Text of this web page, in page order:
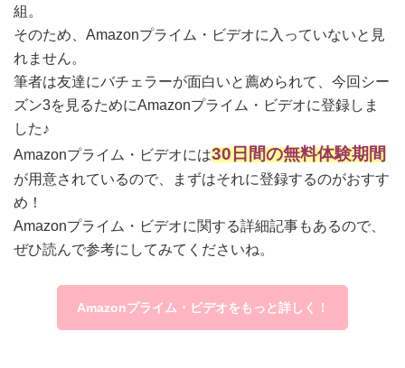
組。
そのため、 Amazonプライム・ビデオに入っていないと見
れません。
筆者は友達にバチェラーが面白いと薦められて、今回シー
ズン3を見るためにAmazonプライム・ビデオに登録しま
した♪
Amazonプライム・ビデオには30日間の無料体験期間
が用意されているので、まずはそれに登録するのがおすす
め！
Amazonプライム・ビデオに関する詳細記事もあるので、
ぜひ読んで参考にしてみてくださいね。
Amazonプライム・ビデオをもっと詳しく！